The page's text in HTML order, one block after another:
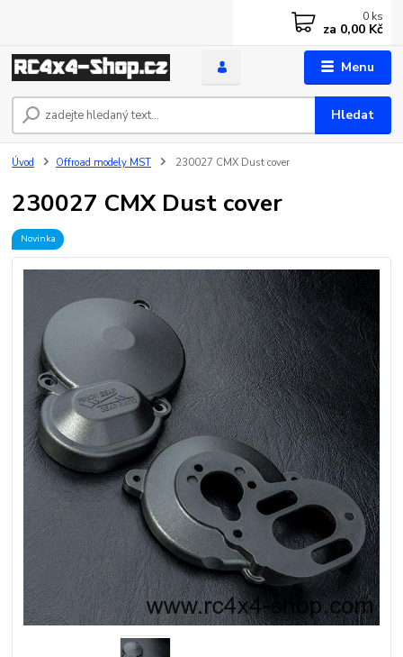
Menu
Hledat
0 ks
za 0,00 Kč
Úvod Offroad modely MST 230027 CMX Dust cover
230027 CMX Dust cover
Novinka